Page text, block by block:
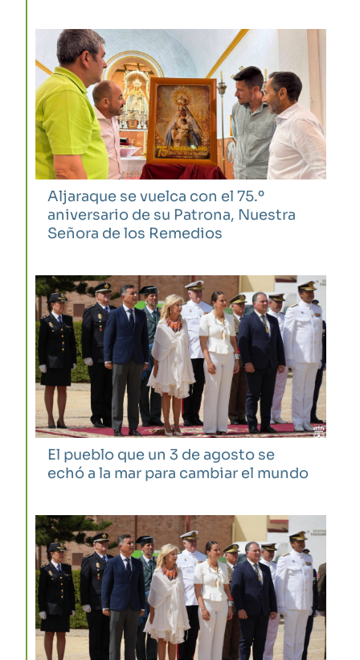
Aljaraque se vuelca con el 75.º
aniversario de su Patrona, Nuestra
Señora de los Remedios
El pueblo que un 3 de agosto se
echó a la mar para cambiar el mundo